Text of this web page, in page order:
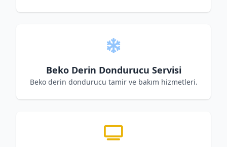
Beko Derin Dondurucu Servisi
Beko derin dondurucu tamir ve bakım hizmetleri.